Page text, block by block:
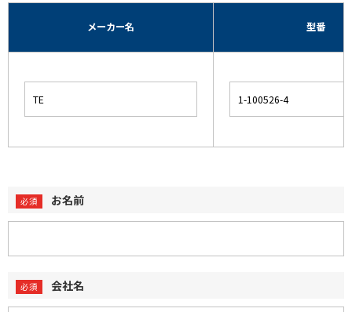
メーカー名 型番
お名前
会社名